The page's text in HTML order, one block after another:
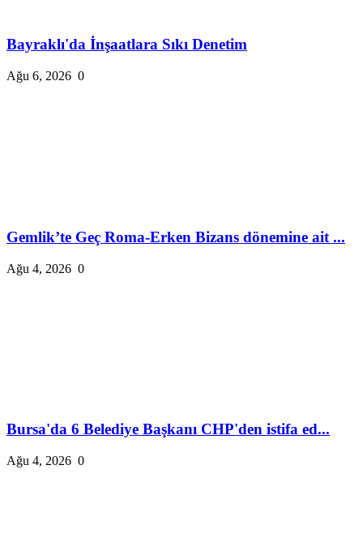
Bayraklı'da İnşaatlara Sıkı Denetim
Ağu 6, 2026 0
Gemlik’te Geç Roma-Erken Bizans dönemine ait ...
Ağu 4, 2026 0
Bursa'da 6 Belediye Başkanı CHP'den istifa ed...
Ağu 4, 2026 0